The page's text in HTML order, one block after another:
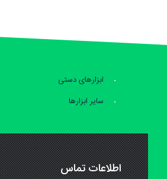
ابزارهای دستی
سایر ابزارها
اطلاعات تماس